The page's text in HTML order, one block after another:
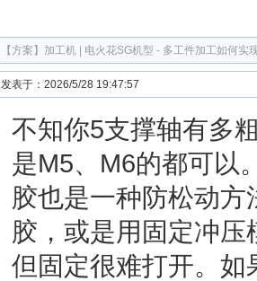
【方案】 加工机 | 电火花SG机型 - 多工件加工如何实
发表于：2026/5/28 19:47:57
不知你5支撑轴有多
是M5、M6的都可以
胶也是一种防松动
胶，或是用固定冲
但固定很难打开。